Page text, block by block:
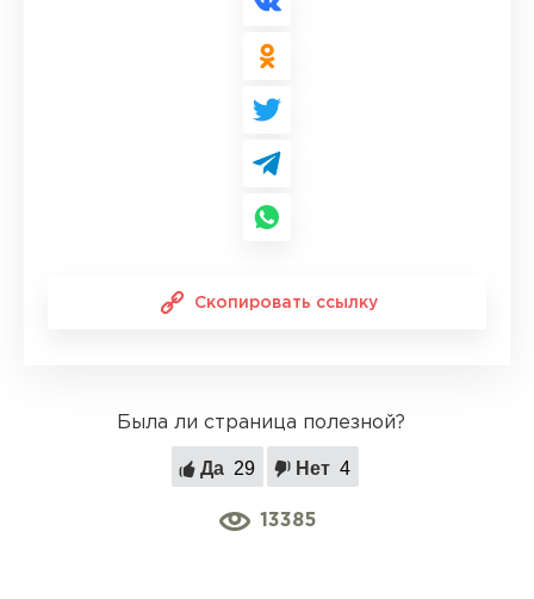
Скопировать ссылку
Была ли страница полезной?
Да 29 Нет 4
13385